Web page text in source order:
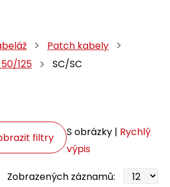
Patch kabely
125
SC/SC
filtry S obrázky | Rychlý
výpis
Zobrazených záznamů: